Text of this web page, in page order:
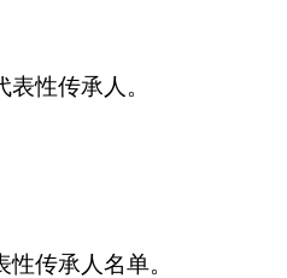
性传承人。
传承人名单。